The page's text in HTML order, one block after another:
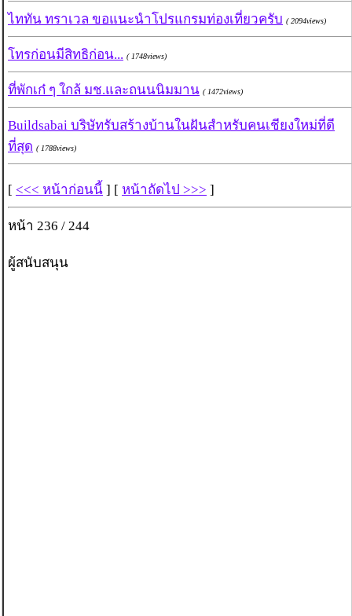
ไททัน ทราเวล ขอแนะนำโปรแกรมท่องเที่ยวครับ ( 2094views)
โทรก่อนมีสิทธิก่อน... ( 1748views)
ที่พักเก๋ ๆ ใกล้ มช.และถนนนิมมาน ( 1472views)
Buildsabai บริษัทรับสร้างบ้านในฝันสำหรับคนเชียงใหม่ที่ดี
ที่สุด ( 1788views)
[ <<< หน้าก่อนนี้ ] [ หน้าถัดไป >>> ]
หน้า 236 / 244
ผู้สนับสนุน